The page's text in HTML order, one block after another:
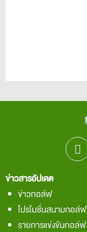
ข่าวสารอัปเดต
ข่าวกอล์ฟ
โปรโมชั่นสนามกอล์ฟ
รายการแข่งขันกอล์ฟ